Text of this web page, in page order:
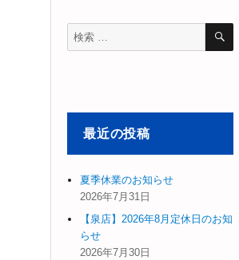
検
索
検
最近の投稿
夏季休業のお知らせ
2026年7月31日
【泉店】2026年8月定休日のお知
らせ
2026年7月30日